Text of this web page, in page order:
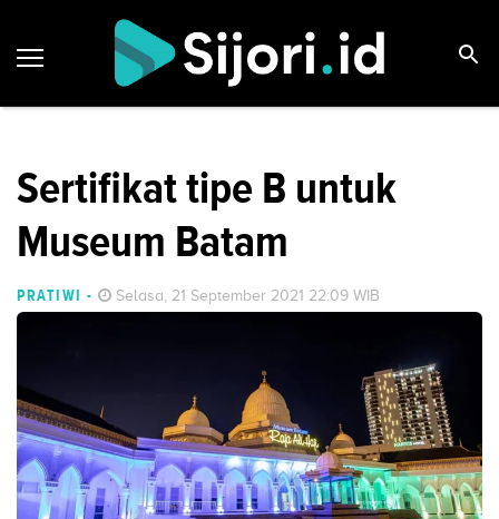
Sertifikat tipe B untuk
Museum Batam
PRATIWI - Selasa, 21 September 2021 22:09 WIB